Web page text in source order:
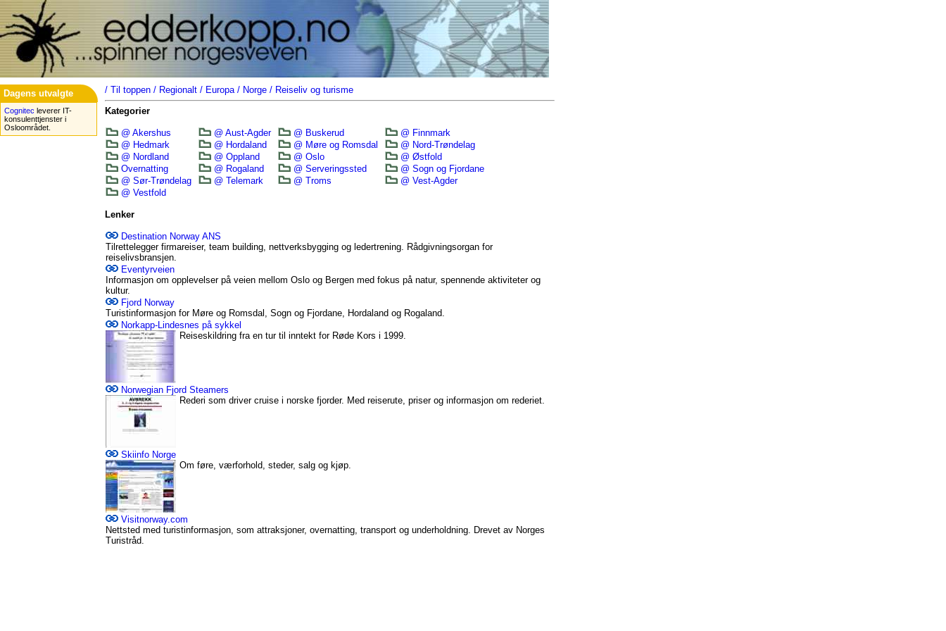
Dagens utvalgte
Cognitec leverer IT-
konsulenttjenster i
Osloområdet.
/ Til toppen / Regionalt / Europa/ Norge / Reiseliv og turisme
Kategorier
@ Akershus @ Aust-Agder @ Buskerud
@ Finnmark
@ Hedmark
@ Hordaland @ Møre og Romsdal
@ Nord-Trøndelag
@ Nordland
@ Oppland @ Oslo
@ Østfold
Overnatting
@ Rogaland @ Serveringssted
@ Sogn og Fjordane
@ Sør-Trøndelag
@ Telemark @ Troms
@ Vest-Agder
@ Vestfold
Lenker
Destination Norway ANS
Tilrettelegger firmareiser, team building, nettverksbygging og ledertrening. Rådgivningsorgan for
reiselivsbransjen.
Eventyrveien
Informasjon om opplevelser på veien mellom Oslo og Bergen med fokus på natur, spennende aktiviteter og
kultur.
Fjord Norway
Turistinformasjon for Møre og Romsdal, Sogn og Fjordane, Hordaland og Rogaland.
Norkapp-Lindesnes på sykkel
Reiseskildring fra en tur til inntekt for Røde Kors i 1999.
Norwegian Fjord Steamers
Rederi som driver cruise i norske fjorder. Med reiserute, priser og informasjon om rederiet.
Skiinfo Norge
Om føre, værforhold, steder, salg og kjøp.
Visitnorway.com
Nettsted med turistinformasjon, som attraksjoner, overnatting, transport og underholdning. Drevet av Norges
Turistråd.